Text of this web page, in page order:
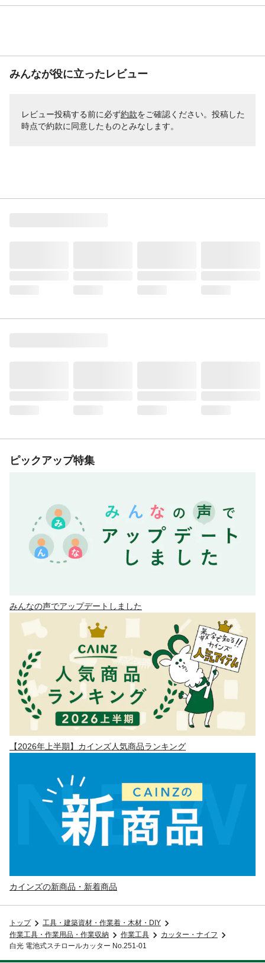
みんなが役に立ったレビュー
レビュー投稿する前に必ず約款をご確認ください。投稿した
時点で約款に同意したものとみなします。
ピックアップ特集
みんなの声でアップデートしました
【2026年上半期】カインズ人気商品ランキング
カインズの新商品・新着商品
トップ
工具・建築資材・作業着・木材・DIY
作業工具・作業用品・作業収納
作業工具
カッター・ナイフ
白光 電池式スチロールカッター No.251-01